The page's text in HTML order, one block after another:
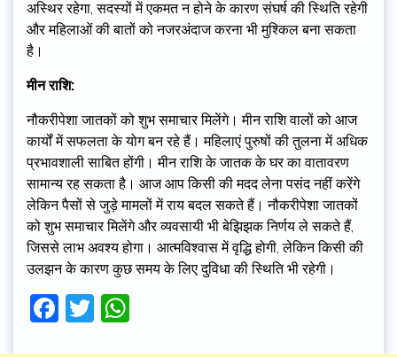
अस्थिर रहेगा, सदस्यों में एकमत न होने के कारण संघर्ष की स्थिति रहेगी
और महिलाओं की बातों को नजरअंदाज करना भी मुश्किल बना सकता
है।
मीन राशि:
नौकरीपेशा जातकों को शुभ समाचार मिलेंगे। मीन राशि वालों को आज
कार्यों में सफलता के योग बन रहे हैं। महिलाएं पुरुषों की तुलना में अधिक
प्रभावशाली साबित होंगी। मीन राशि के जातक के घर का वातावरण
सामान्य रह सकता है। आज आप किसी की मदद लेना पसंद नहीं करेंगे
लेकिन पैसों से जुड़े मामलों में राय बदल सकते हैं। नौकरीपेशा जातकों
को शुभ समाचार मिलेंगे और व्यवसायी भी बेझिझक निर्णय ले सकते हैं,
जिससे लाभ अवश्य होगा। आत्मविश्वास में वृद्धि होगी, लेकिन किसी की
उलझन के कारण कुछ समय के लिए दुविधा की स्थिति भी रहेगी।
Facebook
Twitter